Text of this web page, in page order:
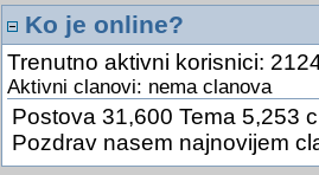
09.07.2026 12:31 Fiskalizacija u
03.07.2026 13:23
Google Drive
24.06.2026 10:31 Kineski
optickog racunalstva (Avko)
24.06.2026 10:26 AlterSend
24.06.2026 10:22 Sigurnost i
Ko je online?
Trenutno aktivni korisnici:
Aktivni clanovi: nema clanova
Postova 31,600 Tema 5,253
Pozdrav nasem najnovijem